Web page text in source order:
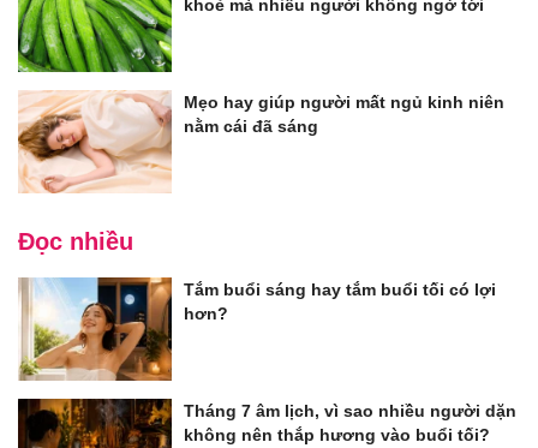
khoẻ mà nhiều người không ngờ tới
Mẹo hay giúp người mất ngủ kinh niên
nằm cái đã sáng
Đọc nhiều
Tắm buổi sáng hay tắm buổi tối có lợi
hơn?
Tháng 7 âm lịch, vì sao nhiều người dặn
không nên thắp hương vào buổi tối?